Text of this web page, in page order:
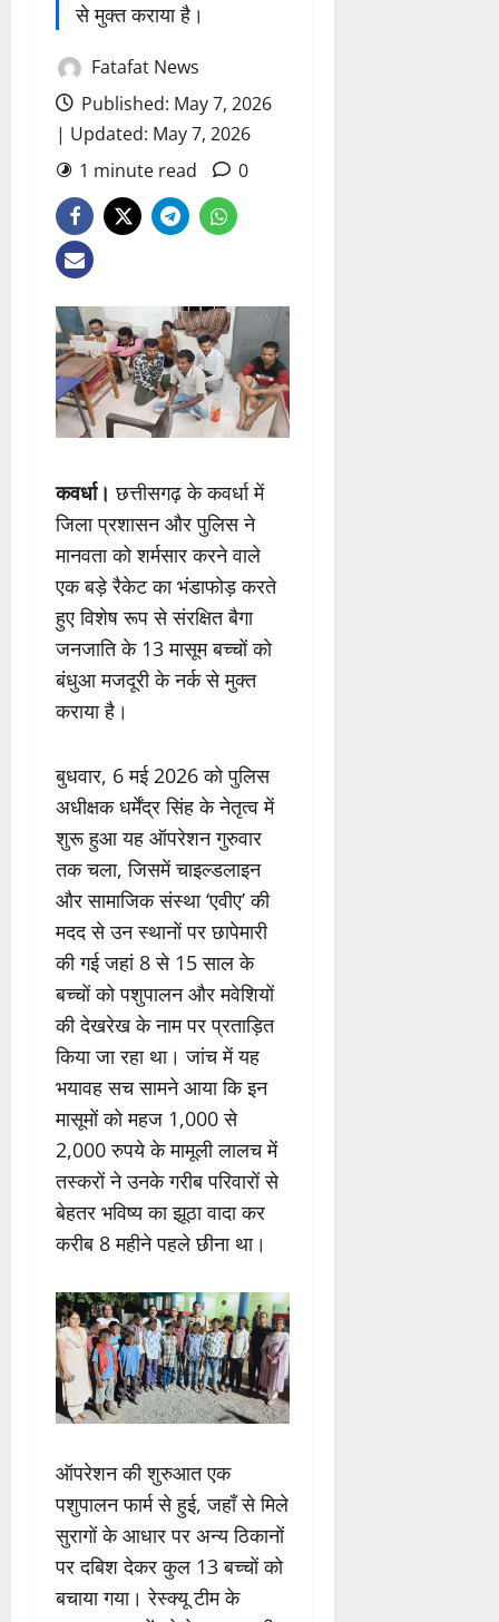
से मुक्त कराया है।
Fatafat News
Published: May 7, 2026
| Updated: May 7, 2026
1 minute read
0
कवर्धा। छत्तीसगढ़ के कवर्धा में
जिला प्रशासन और पुलिस ने
मानवता को शर्मसार करने वाले
एक बड़े रैकेट का भंडाफोड़ करते
हुए विशेष रूप से संरक्षित बैगा
जनजाति के 13 मासूम बच्चों को
बंधुआ मजदूरी के नर्क से मुक्त
कराया है।
बुधवार, 6 मई 2026 को पुलिस
अधीक्षक धर्मेंद्र सिंह के नेतृत्व में
शुरू हुआ यह ऑपरेशन गुरुवार
तक चला, जिसमें चाइल्डलाइन
और सामाजिक संस्था ‘एवीए’ की
मदद से उन स्थानों पर छापेमारी
की गई जहां 8 से 15 साल के
बच्चों को पशुपालन और मवेशियों
की देखरेख के नाम पर प्रताड़ित
किया जा रहा था। जांच में यह
भयावह सच सामने आया कि इन
मासूमों को महज 1,000 से
2,000 रुपये के मामूली लालच में
तस्करों ने उनके गरीब परिवारों से
बेहतर भविष्य का झूठा वादा कर
करीब 8 महीने पहले छीना था।
ऑपरेशन की शुरुआत एक
पशुपालन फार्म से हुई, जहाँ से मिले
सुरागों के आधार पर अन्य ठिकानों
पर दबिश देकर कुल 13 बच्चों को
बचाया गया। रेस्क्यू टीम के